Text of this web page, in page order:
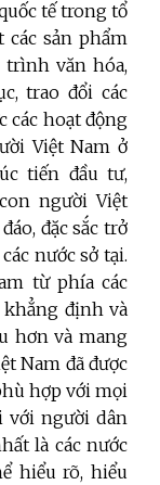
tế trong tổ
các sản phẩm
trình văn hóa,
trao đổi các
các hoạt động
Việt Nam ở
tiến đầu tư,
người Việt
đặc sắc trở
nước sở tại.
từ phía các
định và
hơn và mang
Nam đã được
hợp với mọi
với người dân
là các nước
hiểu rõ, hiểu